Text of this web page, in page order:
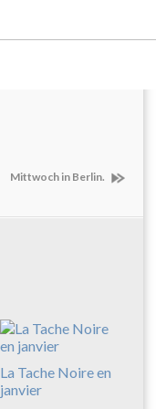
Mittwoch in Berlin.
La Tache Noire en
janvier